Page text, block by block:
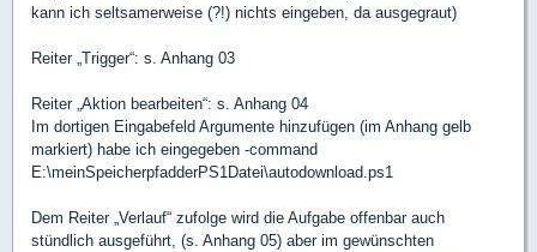
kann ich seltsamerweise (?!) nichts eingeben, da ausgegraut)
Reiter „Trigger“: s. Anhang 03
Reiter „Aktion bearbeiten“: s. Anhang 04
Im dortigen Eingabefeld Argumente hinzufügen (im Anhang gelb
markiert) habe ich eingegeben -command
E:\meinSpeicherpfadderPS1Datei\autodownload.ps1
Dem Reiter „Verlauf“ zufolge wird die Aufgabe offenbar auch
stündlich ausgeführt, (s. Anhang 05) aber im gewünschten